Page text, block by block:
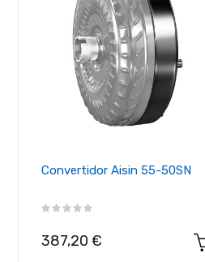
Convertidor Aisin 55-50SN
Precio
387,20 €